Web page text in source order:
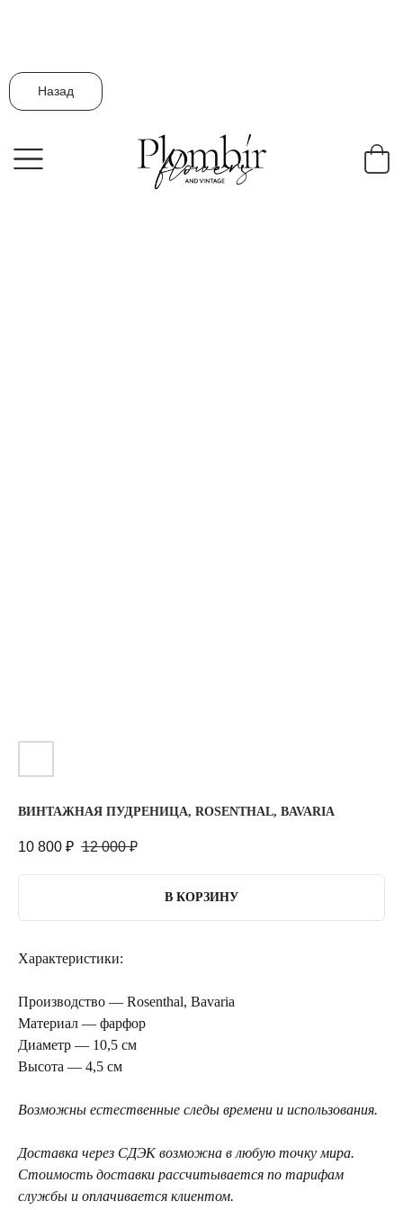
Назад
ВИНТАЖНАЯ ПУДРЕНИЦА, ROSENTHAL, BAVARIA
10 800 ₽ 12 000 ₽
В КОРЗИНУ
Характеристики:
Производство — Rosenthal, Bavaria
Материал — фарфор
Диаметр — 10,5 см
Высота — 4,5 см
Возможны естественные следы времени и использования.
Доставка через СДЭК возможна в любую точку мира.
Стоимость доставки рассчитывается по тарифам
службы и оплачивается клиентом.